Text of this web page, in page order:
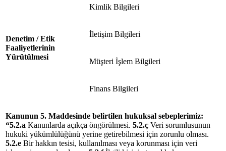
Denetim / Etik
Faaliyetlerinin
Yürütülmesi
Kimlik Bilgileri
İletişim Bilgileri
Müşteri İşlem Bilgileri
Finans Bilgileri
Kanunun 5. Maddesinde belirtilen hukuksal sebeplerimiz:
“5.2.a Kanunlarda açıkça öngörülmesi. 5.2.ç Veri sorumlusunun
hukuki yükümlülüğünü yerine getirebilmesi için zorunlu olması.
5.2.e Bir hakkın tesisi, kullanılması veya korunması için veri